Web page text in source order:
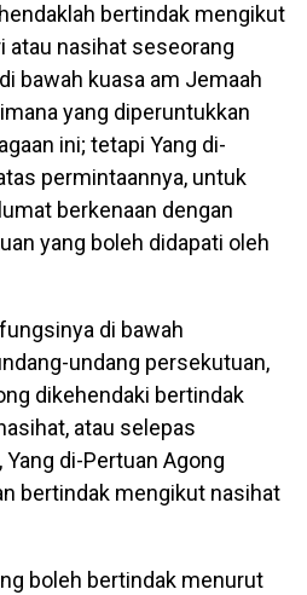
bertindak mengikut
atau nasihat seseorang
bawah kuasa am Jemaah
yang diperuntukkan
ini; tetapi Yang di-
permintaannya, untuk
berkenaan dengan
yang boleh didapati oleh
di bawah
undang persekutuan,
dikehendaki bertindak
atau selepas
di-Pertuan Agong
bertindak mengikut nasihat
boleh bertindak menurut